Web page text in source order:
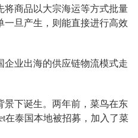
将商品以大宗海运等方式批量
旦产生，则能直接进行高效
业出海的供应链物流模式走
景下诞生。两年前，菜鸟在东
在泰国本地被招募，加入了菜